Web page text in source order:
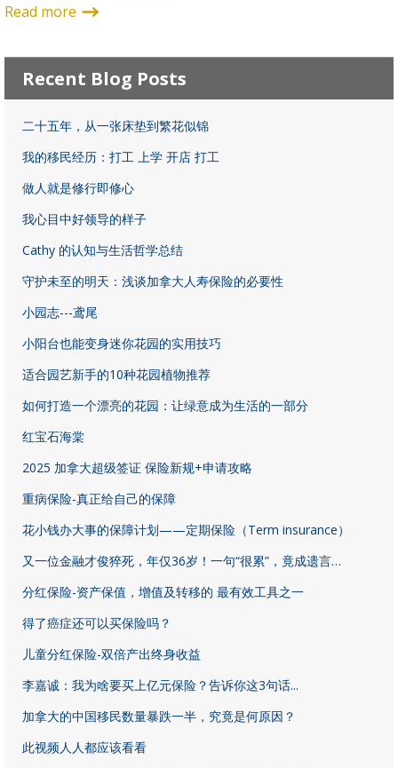
Read more
Recent Blog Posts
二十五年，从一张床垫到繁花似锦
我的移民经历：打工 上学 开店 打工
做人就是修行即修心
我心目中好领导的样子
Cathy 的认知与生活哲学总结
守护未至的明天：浅谈加拿大人寿保险的必要性
小园志---鸢尾
小阳台也能变身迷你花园的实用技巧
适合园艺新手的10种花园植物推荐
如何打造一个漂亮的花园：让绿意成为生活的一部分
红宝石海棠
2025 加拿大超级签证 保险新规+申请攻略
重病保险-真正给自己的保障
花小钱办大事的保障计划——定期保险（Term insurance）
​又一位金融才俊猝死，年仅36岁！一句“很累”，竟成遗言…
分红保险-资产保值，增值及转移的 最有效工具之一
得了癌症还可以买保险吗？
儿童分红保险-双倍产出终身收益
李嘉诚：我为啥要买上亿元保险？告诉你这3句话...
加拿大的中国移民数量暴跌一半，究竟是何原因？
此视频人人都应该看看